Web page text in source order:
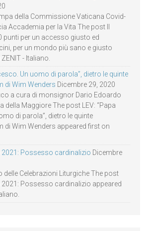
della Commissione Vaticana Covid-
Accademia per la Vita The post Il
punti per un accesso giusto ed
per un mondo più sano e giusto
- Italiano.
Un uomo di parola”, dietro le quinte
di Wim Wenders Dicembre 29, 2020
a cura di monsignor Dario Edoardo
della Maggiore The post LEV: “Papa
di parola”, dietro le quinte
di Wim Wenders appeared first on
2021: Possesso cardinalizio Dicembre
delle Celebrazioni Liturgiche The post
2021: Possesso cardinalizio appeared